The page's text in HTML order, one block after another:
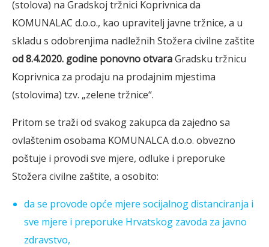
(stolova) na Gradskoj tržnici Koprivnica da
KOMUNALAC d.o.o., kao upravitelj javne tržnice, a u
skladu s odobrenjima nadležnih Stožera civilne zaštite
od 8.4.2020. godine ponovno otvaraGradsku tržnicu
Koprivnica za prodaju na prodajnim mjestima
(stolovima) tzv. „zelene tržnice“.
Pritom se traži od svakog zakupca da zajedno sa
ovlaštenim osobama KOMUNALCA d.o.o. obvezno
poštuje i provodi sve mjere, odluke i preporuke
Stožera civilne zaštite, a osobito:
da se provode opće mjere socijalnog distanciranja i
sve mjere i preporuke Hrvatskog zavoda za javno
zdravstvo,